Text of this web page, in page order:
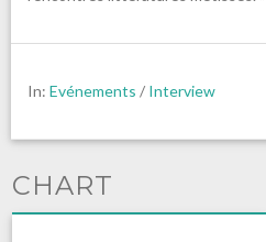
In: Evénements / Interview
CHART